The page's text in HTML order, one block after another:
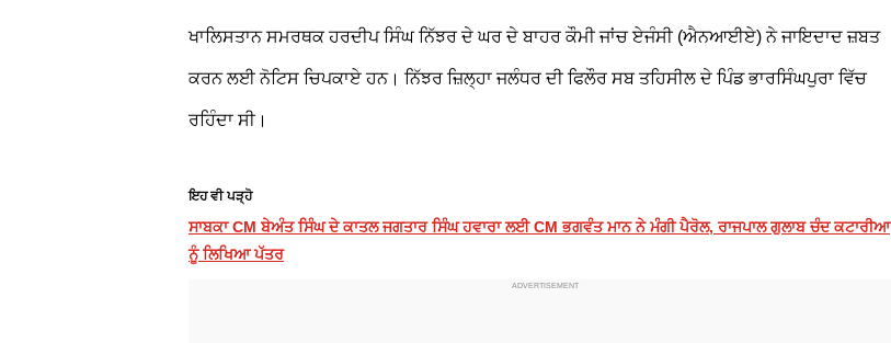
ਖਾਲਿਸਤਾਨ ਸਮਰਥਕ ਹਰਦੀਪ ਸਿੰਘ ਨਿੱਝਰ ਦੇ ਘਰ ਦੇ ਬਾਹਰ ਕੌਮੀ ਜਾਂਚ ਏਜੰਸੀ (ਐਨਆਈਏ) ਨੇ ਜਾਇਦਾਦ ਜ਼ਬਤ
ਕਰਨ ਲਈ ਨੋਟਿਸ ਚਿਪਕਾਏ ਹਨ। ਨਿੱਝਰ ਜ਼ਿਲ੍ਹਾ ਜਲੰਧਰ ਦੀ ਫਿਲੌਰ ਸਬ ਤਹਿਸੀਲ ਦੇ ਪਿੰਡ ਭਾਰਸਿੰਘਪੁਰਾ ਵਿੱਚ
ਰਹਿੰਦਾ ਸੀ।
ਇਹ ਵੀ ਪੜ੍ਹੋ
ਸਾਬਕਾ CM ਬੇਅੰਤ ਸਿੰਘ ਦੇ ਕਾਤਲ ਜਗਤਾਰ ਸਿੰਘ ਹਵਾਰਾ ਲਈ CM ਭਗਵੰਤ ਮਾਨ ਨੇ ਮੰਗੀ ਪੈਰੋਲ, ਰਾਜਪਾਲ ਗੁਲਾਬ ਚੰਦ ਕਟਾਰੀਆ
ਨੂੰ ਲਿਖਿਆ ਪੱਤਰ